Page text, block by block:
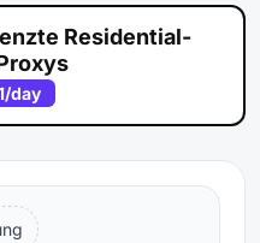
Residential-
/day